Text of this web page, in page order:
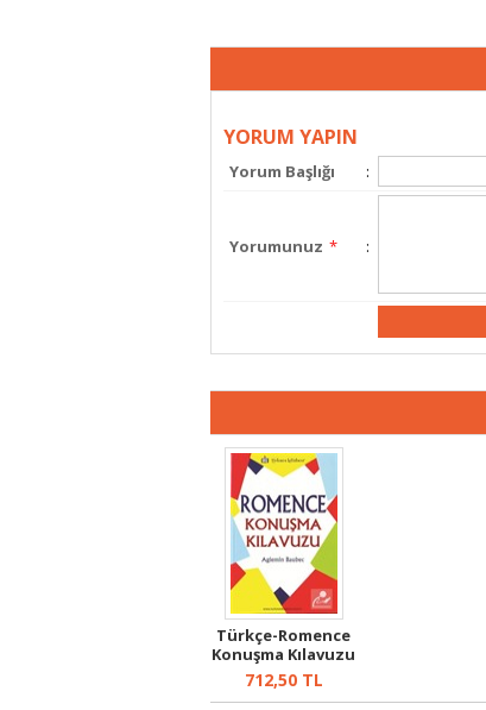
YORUM YAPIN
Yorum Başlığı :
Yorumunuz * :
Türkçe-Romence
Konuşma Kılavuzu
712,50TL